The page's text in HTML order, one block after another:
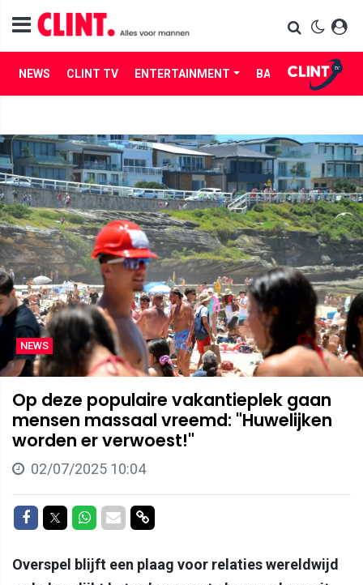
NEWS CLINT TV ENTERTAINMENT BABES LIFE
NEWS
Op deze populaire vakantieplek gaan
mensen massaal vreemd: "Huwelijken
worden er verwoest!"
02/07/2025 10:04
Delen op Facebook
Delen op Twitter
Delen op Whatsapp
Delen via Mail
Delen via link
Overspel blijft een plaag voor relaties wereldwijd